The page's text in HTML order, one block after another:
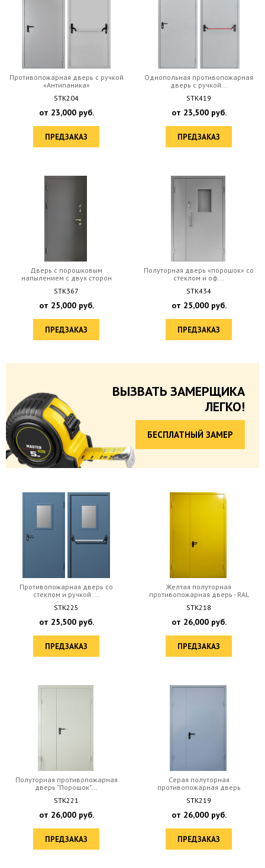
Противопожарная дверь с ручкой
«Антипаника»
STK204
от 23,000руб.
ПРЕДЗАКАЗ
Однопольная противопожарная
дверь с ручкой...
STK419
от 23,500руб.
ПРЕДЗАКАЗ
Дверь с порошковым
напылением с двух сторон
STK367
от 25,000руб.
ПРЕДЗАКАЗ
Полуторная дверь «порошок» со
стеклом и оф...
STK434
от 25,000руб.
ПРЕДЗАКАЗ
ВЫЗВАТЬ ЗАМЕРЩИКА
ЛЕГКО!
БЕСПЛАТНЫЙ ЗАМЕР
Противопожарная дверь со
стеклом и ручкой ...
STK225
от 25,500руб.
ПРЕДЗАКАЗ
Желтая полуторная
противопожарная дверь - RAL
STK218
от 26,000руб.
ПРЕДЗАКАЗ
Полуторная противопожарная
дверь "Порошок"...
STK221
от 26,000руб.
ПРЕДЗАКАЗ
Серая полуторная
противопожарная дверь
STK219
от 26,000руб.
ПРЕДЗАКАЗ